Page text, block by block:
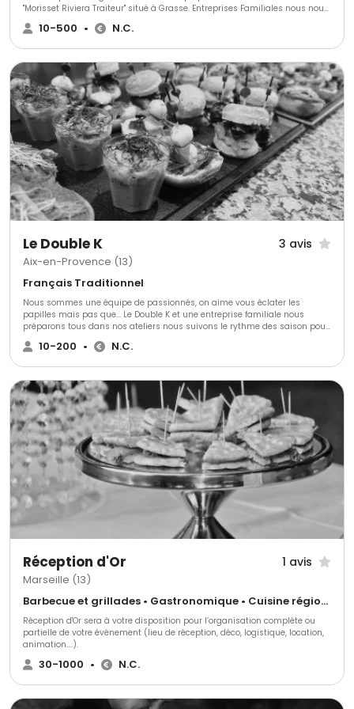
"Morisset Riviera Traiteur" situé à Grasse. Entreprises Familiales nous nous
engageons à faire de vos événements des souvenirs uniques aux saveurs
uniques et inoubliables pour vous et vos invités. Notre service traiteur est
vos aspirations, nous pouvons vous proposer plusieurs formules au choix
qui restent entièrement personnalisables.
10-500 • N.C.
Le Double K 3 avis
Aix-en-Provence (13)
Français Traditionnel
Nous sommes une équipe de passionnés, on aime vous éclater les
papilles mais pas que... Le Double K et une entreprise familiale nous
préparons tous dans nos ateliers nous suivons le rythme des saison pour
nos produits.
10-200 • N.C.
Réception d'Or 1 avis
Marseille (13)
Barbecue et grillades • Gastronomique • Cuisine régionale
Réception d'Or sera à votre disposition pour l’organisation complète ou
partielle de votre événement (lieu de réception, déco, logistique, location,
animation….).
30-1000 • N.C.